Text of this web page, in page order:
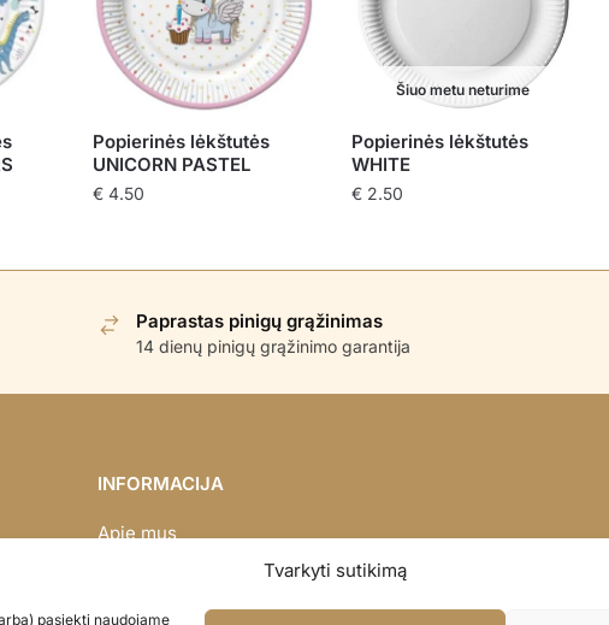
Tvarkyti sutikimą
pasiekti naudojame
Popierinės lėkštutės
UNICORN PASTEL
€ 4.50
Šiuo metu neturime
Popierinės lėkštutės
WHITE
€ 2.50
Paprastas pinigų grąžinimas
14 dienų pinigų grąžinimo garantija
INFORMACIJA
Apie mus